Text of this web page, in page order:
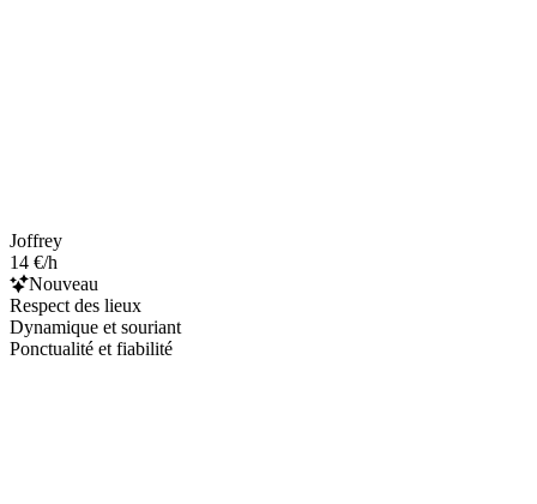
Joffrey
14 €/h
Nouveau
Respect des lieux
Dynamique et souriant
Ponctualité et fiabilité